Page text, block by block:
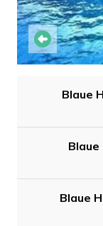
Blaue
Blaue